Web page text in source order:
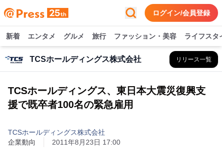
ログイン/会員登録
新着 エンタメ グルメ 旅行 ファッション・美容 ライフスタ
TCSホールディングス株式会社 リリース一覧
TCSホールディングス、東日本大震災復興支
援で既卒者100名の緊急雇用
TCSホールディングス株式会社
企業動向
2011年8月23日 17:00